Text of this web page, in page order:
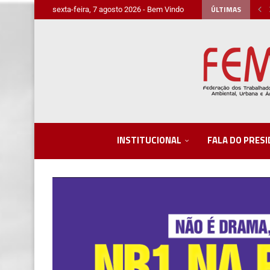
sexta-feira, 7 agosto 2026 - Bem Vindo ÚLTIMAS
INSTITUCIONAL FALA DO